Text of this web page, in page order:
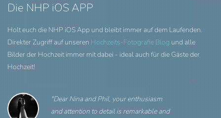
Die NHP iOS APP
Holt euch die NHP iOS App und bleibt immer auf dem Laufenden.
Direkter Zugriff auf unserenHochzeits-Fotografie Blogund alle
Bilder der Hochzeit immer mit dabei - ideal auch für die Gäste der
Hochzeit!
"Dear Nina and Phil, your enthusiasm
and attention to detail is remarkable and